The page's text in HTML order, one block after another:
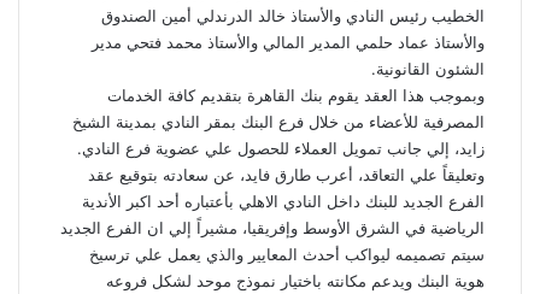
الخطيب رئيس النادي والأستاذ خالد الدرندلي أمين الصندوق
والأستاذ عماد حلمي المدير المالي والأستاذ محمد فتحي مدير
الشئون القانونية.
وبموجب هذا العقد يقوم بنك القاهرة بتقديم كافة الخدمات
المصرفية للأعضاء من خلال فرع البنك بمقر النادي بمدينة الشيخ
زايد، إلي جانب تمويل العملاء للحصول علي عضوية فرع النادي.
وتعليقاً علي التعاقد، أعرب طارق فايد، عن سعادته بتوقيع عقد
الفرع الجديد للبنك داخل النادي الاهلي بأعتباره أحد اكبر الأندية
الرياضية في الشرق الأوسط وإفريقيا، مشيراً إلي ان الفرع الجديد
سيتم تصميمه ليواكب أحدث المعايير والذي يعمل علي ترسيخ
هوية البنك ويدعم مكانته باختيار نموذج موحد لشكل فروعه